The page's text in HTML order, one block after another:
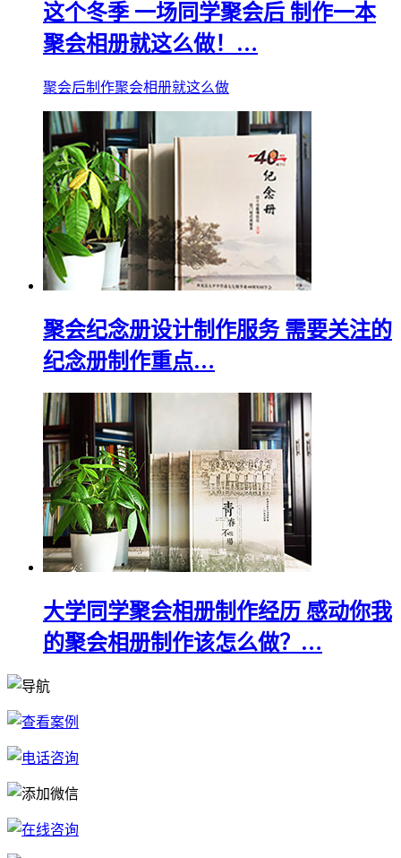
这个冬季 一场同学聚会后 制作一本
聚会相册就这么做！…
聚会后制作聚会相册就这么做
聚会纪念册设计制作服务 需要关注的
纪念册制作重点…
大学同学聚会相册制作经历 感动你我
的聚会相册制作该怎么做？…